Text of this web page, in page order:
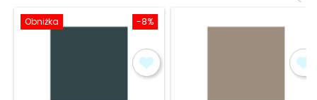
-8%
Obniżka